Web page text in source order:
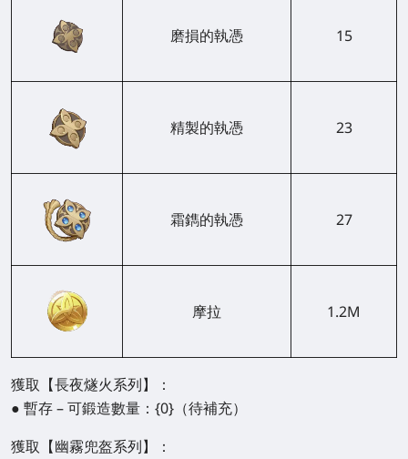
磨損的執憑 15
精製的執憑 23
霜鐫的執憑 27
摩拉 1.2M
獲取【長夜燧火系列】：
● 暫存 – 可鍛造數量：{0}（待補充）
獲取【幽霧兜盔系列】：